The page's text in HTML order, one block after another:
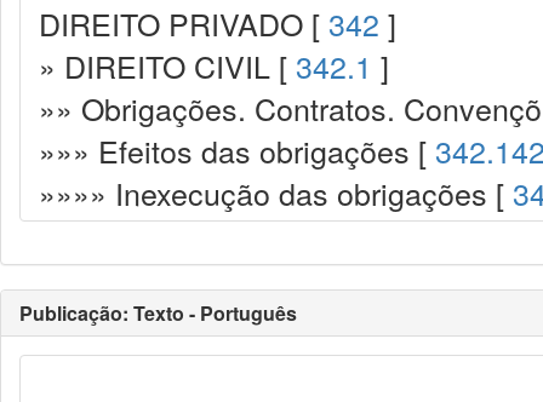
DIREITO PRIVADO [ 342 ]
» DIREITO CIVIL [ 342.1 ]
»» Obrigações. Contratos.
»»» Efeitos das obrigações [
»»»» Inexecução das obrigações [
Publicação: Texto - Português